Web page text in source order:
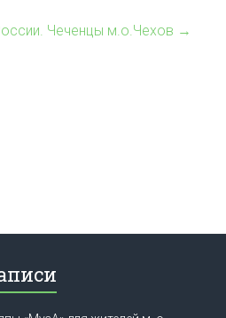
Чеченцы м.о.Чехов →